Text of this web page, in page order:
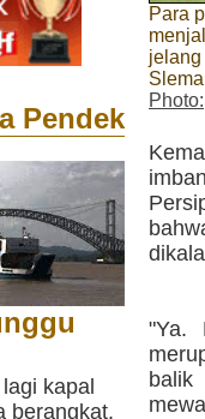
Pendek
kapal
berangkat.
Para
jelang
Photo:
"Ya.